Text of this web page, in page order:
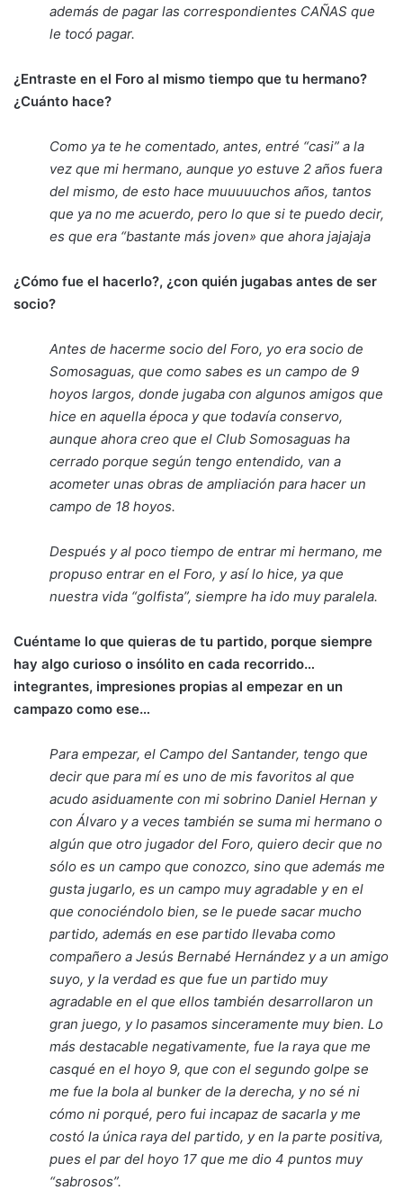
además de pagar las correspondientes CAÑAS que
le tocó pagar.
¿Entraste en el Foro al mismo tiempo que tu hermano?
¿Cuánto hace?
Como ya te he comentado, antes, entré “casi” a la
vez que mi hermano, aunque yo estuve 2 años fuera
del mismo, de esto hace muuuuuchos años, tantos
que ya no me acuerdo, pero lo que si te puedo decir,
es que era “bastante más joven» que ahora jajajaja
¿Cómo fue el hacerlo?, ¿con quién jugabas antes de ser
socio?
Antes de hacerme socio del Foro, yo era socio de
Somosaguas, que como sabes es un campo de 9
hoyos largos, donde jugaba con algunos amigos que
hice en aquella época y que todavía conservo,
aunque ahora creo que el Club Somosaguas ha
cerrado porque según tengo entendido, van a
acometer unas obras de ampliación para hacer un
campo de 18 hoyos.
Después y al poco tiempo de entrar mi hermano, me
propuso entrar en el Foro, y así lo hice, ya que
nuestra vida “golfista”, siempre ha ido muy paralela.
Cuéntame lo que quieras de tu partido, porque siempre
hay algo curioso o insólito en cada recorrido…
integrantes, impresiones propias al empezar en un
campazo como ese…
Para empezar, el Campo del Santander, tengo que
decir que para mí es uno de mis favoritos al que
acudo asiduamente con mi sobrino Daniel Hernan y
con Álvaro y a veces también se suma mi hermano o
algún que otro jugador del Foro, quiero decir que no
sólo es un campo que conozco, sino que además me
gusta jugarlo, es un campo muy agradable y en el
que conociéndolo bien, se le puede sacar mucho
partido, además en ese partido llevaba como
compañero a Jesús Bernabé Hernández y a un amigo
suyo, y la verdad es que fue un partido muy
agradable en el que ellos también desarrollaron un
gran juego, y lo pasamos sinceramente muy bien. Lo
más destacable negativamente, fue la raya que me
casqué en el hoyo 9, que con el segundo golpe se
me fue la bola al bunker de la derecha, y no sé ni
cómo ni porqué, pero fui incapaz de sacarla y me
costó la única raya del partido, y en la parte positiva,
pues el par del hoyo 17 que me dio 4 puntos muy
“sabrosos”.